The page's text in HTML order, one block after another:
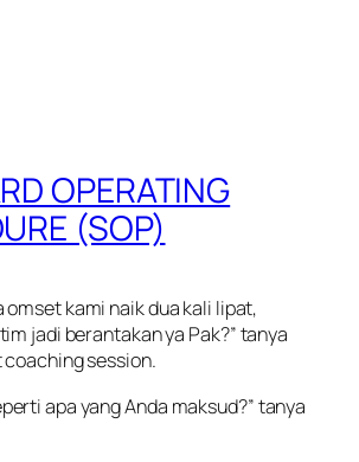
OPERATING
(SOP)
omset kami naik dua kali lipat,
jadi berantakan ya Pak?” tanya
coaching session.
apa yang Anda maksud?” tanya